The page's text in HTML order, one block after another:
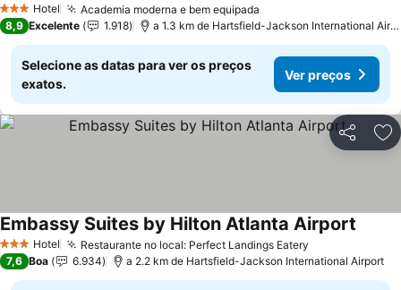
3 EstrelasHotel Academia moderna e bem equipada
8,9 Excelente 1.918 a 1.3 km de Hartsfield-Jackson International Airport
Selecione as datas para ver os preços
exatos.
Ver preços
Partilhar
3 EstrelasHotel Restaurante no local: Perfect Landings Eatery
Embassy Suites by Hilton Atlanta Airport
7,6 Boa 6.934 a 2.2 km de Hartsfield-Jackson International Airport